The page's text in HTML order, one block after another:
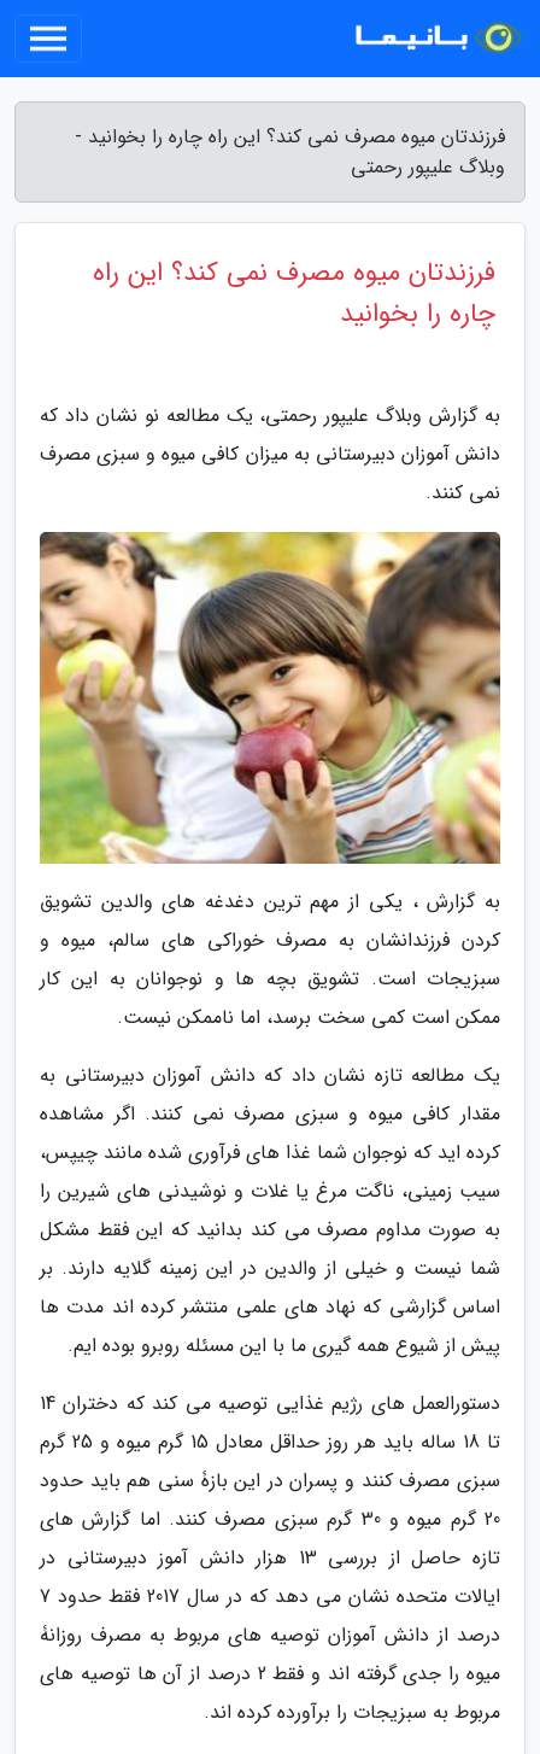
فرزندتان میوه مصرف نمی کند؟ این راه چاره را بخوانید -
وبلاگ علیپور رحمتی
فرزندتان میوه مصرف نمی کند؟ این راه
چاره را بخوانید
به گزارش وبلاگ علیپور رحمتی، یک مطالعه نو نشان داد که
دانش آموزان دبیرستانی به میزان کافی میوه و سبزی مصرف
نمی کنند.
به گزارش ، یکی از مهم ترین دغدغه های والدین تشویق
کردن فرزندانشان به مصرف خوراکی های سالم، میوه و
سبزیجات است. تشویق بچه ها و نوجوانان به این کار
ممکن است کمی سخت برسد، اما ناممکن نیست.
یک مطالعه تازه نشان داد که دانش آموزان دبیرستانی به
مقدار کافی میوه و سبزی مصرف نمی کنند. اگر مشاهده
کرده اید که نوجوان شما غذا های فرآوری شده مانند چیپس،
سیب زمینی، ناگت مرغ یا غلات و نوشیدنی های شیرین را
به صورت مداوم مصرف می کند بدانید که این فقط مشکل
شما نیست و خیلی از والدین در این زمینه گلایه دارند. بر
اساس گزارشی که نهاد های علمی منتشر کرده اند مدت ها
پیش از شیوع همه گیری ما با این مسئله روبرو بوده ایم.
دستورالعمل های رژیم غذایی توصیه می کند که دختران 14
تا 18 ساله باید هر روز حداقل معادل 15 گرم میوه و 25 گرم
سبزی مصرف کنند و پسران در این بازۀ سنی هم باید حدود
20 گرم میوه و 30 گرم سبزی مصرف کنند. اما گزارش های
تازه حاصل از بررسی 13 هزار دانش آموز دبیرستانی در
ایالات متحده نشان می دهد که در سال 2017 فقط حدود 7
درصد از دانش آموزان توصیه های مربوط به مصرف روزانۀ
میوه را جدی گرفته اند و فقط 2 درصد از آن ها توصیه های
مربوط به سبزیجات را برآورده کرده اند.